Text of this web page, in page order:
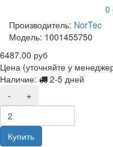
0
Производитель: NorTec
Модель: 1001455750
6487.00 руб
Цена (уточняйте у
Наличие:
2-5 дней
-
+
Купить